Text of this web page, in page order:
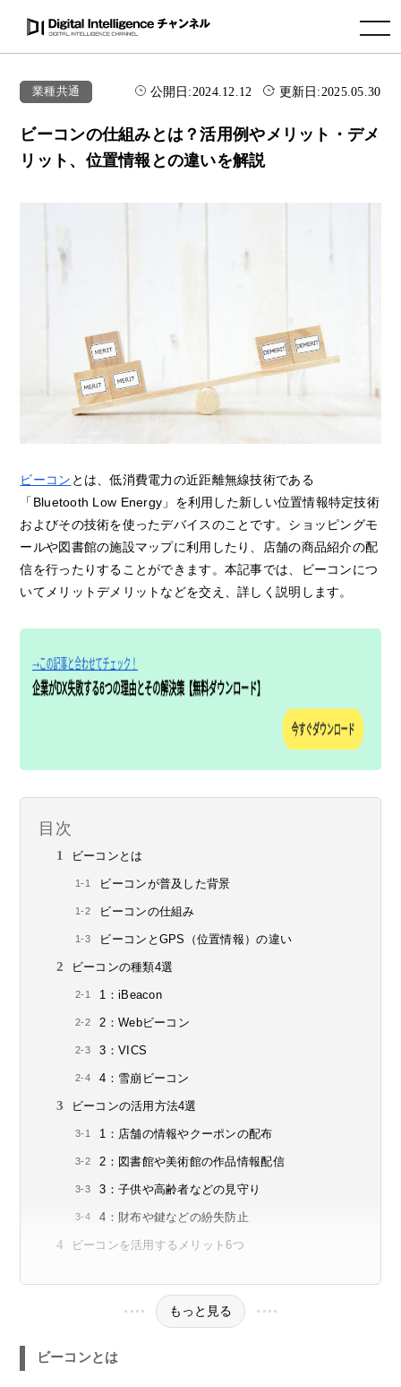
toggle navigation
業種共通 公開日:2024.12.12 更新日:2025.05.30
ビーコンの仕組みとは？活用例やメリット・デメ
リット、位置情報との違いを解説
ビーコン とは、低消費電力の近距離無線技術である
「Bluetooth Low Energy」を利用した新しい位置情報特定技術
およびその技術を使ったデバイスのことです。ショッピングモ
ールや図書館の施設マップに利用したり、店舗の商品紹介の配
信を行ったりすることができます。本記事では、ビーコンにつ
いてメリットデメリットなどを交え、詳しく説明します。
目次
ビーコンとは
ビーコンが普及した背景
ビーコンの仕組み
ビーコンとGPS（位置情報）の違い
ビーコンの種類4選
1：iBeacon
2：Webビーコン
3：VICS
4：雪崩ビーコン
ビーコンの活用方法4選
1：店舗の情報やクーポンの配布
2：図書館や美術館の作品情報配信
3：子供や高齢者などの見守り
4：財布や鍵などの紛失防止
ビーコンを活用するメリット6つ
もっと見る
ビーコンとは